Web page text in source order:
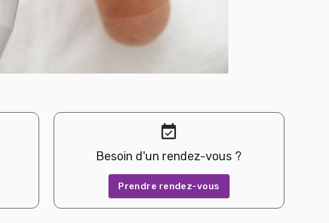
event_available
Besoin d'un rendez-vous ?
Prendre rendez-vous